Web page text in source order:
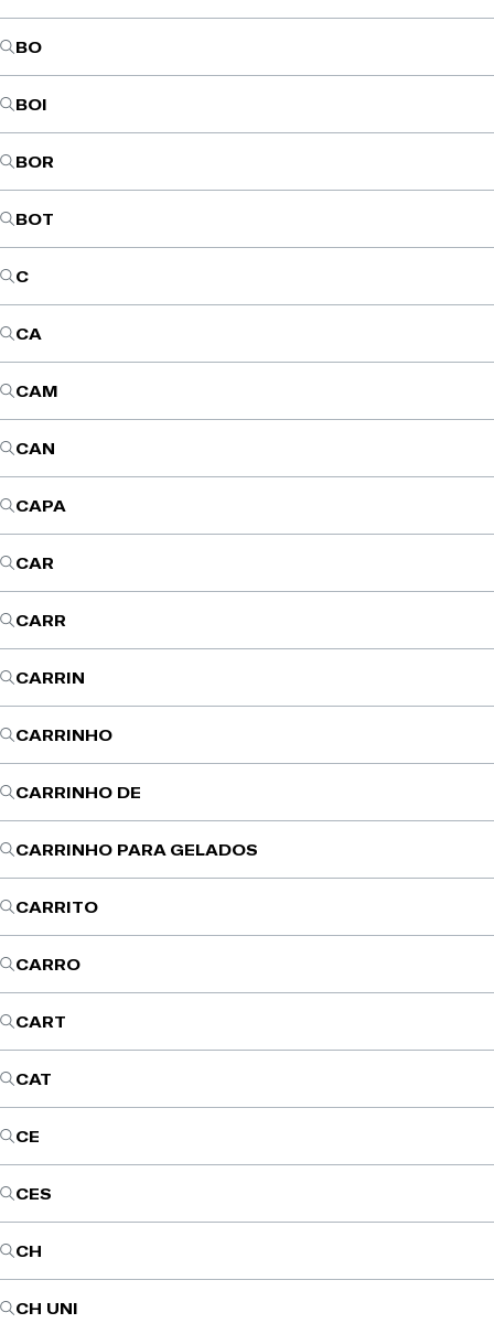
BO
BOI
BOR
BOT
C
CA
CAM
CAN
CAPA
CAR
CARR
CARRIN
CARRINHO
CARRINHO DE
CARRINHO PARA GELADOS
CARRITO
CARRO
CART
CAT
CE
CES
CH
CH UNI